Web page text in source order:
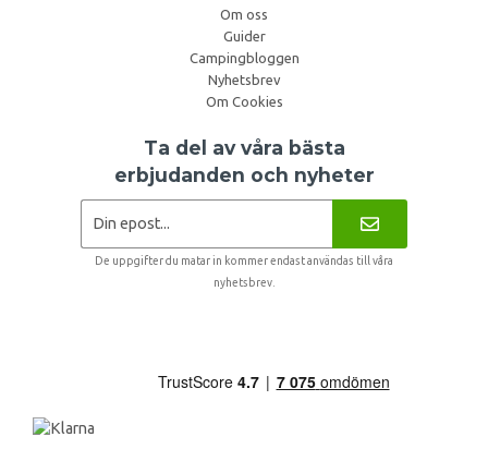
Om oss
Guider
Campingbloggen
Nyhetsbrev
Om Cookies
Ta del av våra bästa
erbjudanden och nyheter
De uppgifter du matar in kommer endast användas till våra
nyhetsbrev.